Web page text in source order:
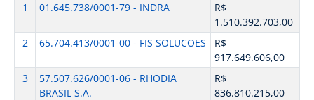
1 01.645.738/0001-79 - INDRA
R$
1.510.392.703,00
2
65.704.413/0001-00 - FIS SOLUCOES
R$
917.649.606,00
3
57.507.626/0001-06 - RHODIA
BRASIL S.A.
R$
836.810.215,00